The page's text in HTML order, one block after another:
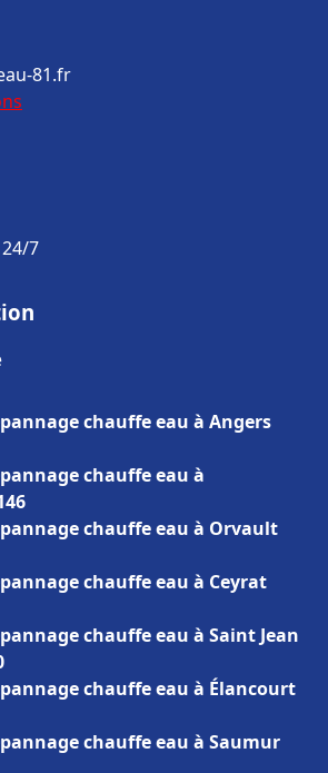
81.fr
7
chauffe eau à Angers
chauffe eau à
chauffe eau à Orvault
chauffe eau à Ceyrat
chauffe eau à Saint Jean
chauffe eau à Élancourt
chauffe eau à Saumur